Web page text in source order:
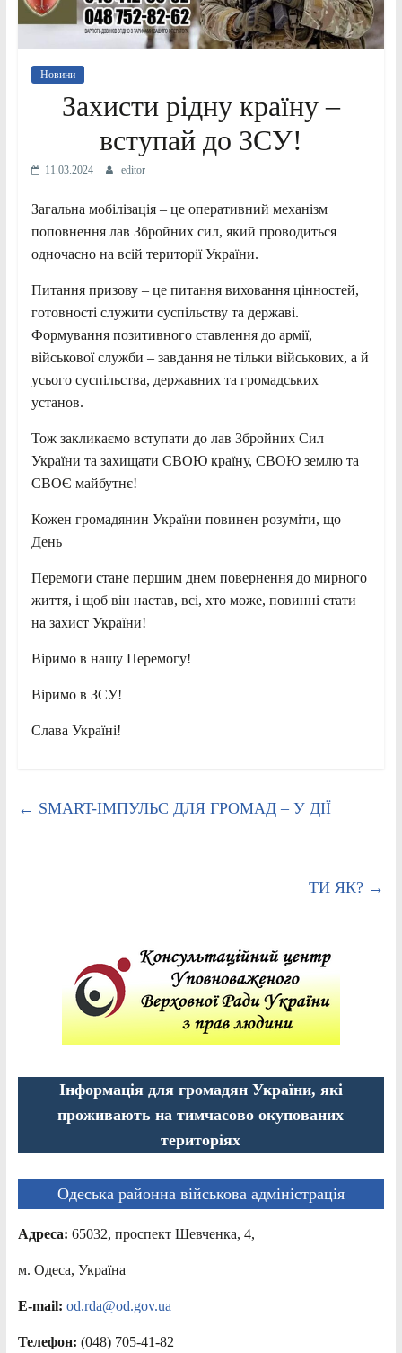
Новини
Захисти рідну країну –
вступай до ЗСУ!
11.03.2024 editor
Загальна мобілізація ‒ це оперативний механізм
поповнення лав Збройних сил, який проводиться
одночасно на всій території України.
Питання призову – це питання виховання цінностей,
готовності служити суспільству та державі.
Формування позитивного ставлення до армії,
військової служби – завдання не тільки військових, а й
усього суспільства, державних та громадських
установ.
Тож закликаємо вступати до лав Збройних Сил
України та захищати СВОЮ країну, СВОЮ землю та
СВОЄ майбутнє!
Кожен громадянин України повинен розуміти, що
День
Перемоги стане першим днем повернення до мирного
життя, і щоб він настав, всі, хто може, повинні стати
на захист України!
Віримо в нашу Перемогу!
Віримо в ЗСУ!
Слава Україні!
← SMART-ІМПУЛЬС ДЛЯ ГРОМАД – У ДІЇ
ТИ ЯК? →
Інформація для громадян України, які
проживають на тимчасово окупованих
територіях
Одеська районна військова адміністрація
Адреса: 65032, проспект Шевченка, 4,
м. Одеса, Україна
E-mail: od.rda@od.gov.ua
Телефон: (048) 705-41-82